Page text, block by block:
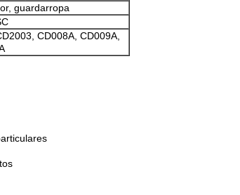
guardarropa
CD008A, CD009A,